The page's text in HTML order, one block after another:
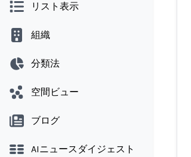
リスト表示
組織
分類法
空間ビュー
ブログ
AIニュースダイジェスト